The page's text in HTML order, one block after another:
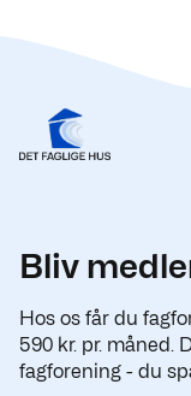
Bliv
Hos os får du
590 kr. pr. måned.
fagforening - du